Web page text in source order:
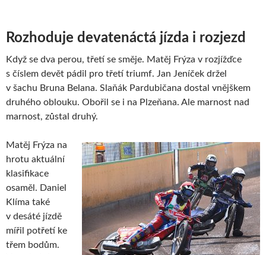
Rozhoduje devatenáctá jízda i rozjezd
Když se dva perou, třetí se směje. Matěj Frýza v rozjížďce
s číslem devět pádil pro třetí triumf. Jan Jeníček držel
v šachu Bruna Belana. Slaňák Pardubičana dostal vnějškem
druhého oblouku. Obořil se i na Plzeňana. Ale marnost nad
marnost, zůstal druhý.
Matěj Frýza na
hrotu aktuální
klasifikace
osaměl. Daniel
Klíma také
v desáté jízdě
mířil potřetí ke
třem bodům.